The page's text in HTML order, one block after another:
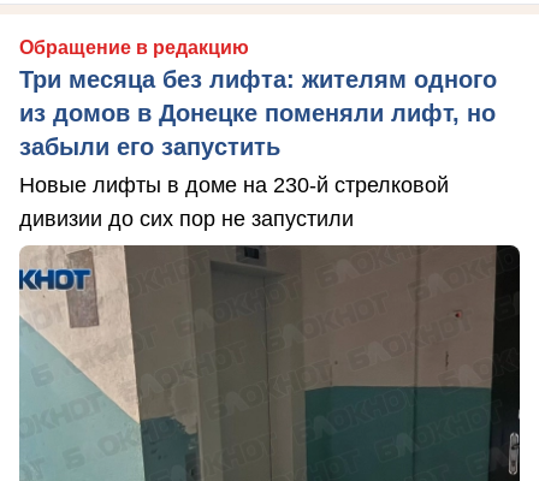
Обращение в редакцию
Три месяца без лифта: жителям одного
из домов в Донецке поменяли лифт, но
забыли его запустить
Новые лифты в доме на 230-й стрелковой
дивизии до сих пор не запустили